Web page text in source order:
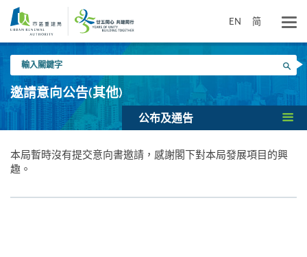
要
EN 简
入
關
鍵
搜尋
邀請意向公告(其他)
公布及通告
本局暫時沒有提交意向書邀請，感謝閣下對本局發展項目的興
趣。